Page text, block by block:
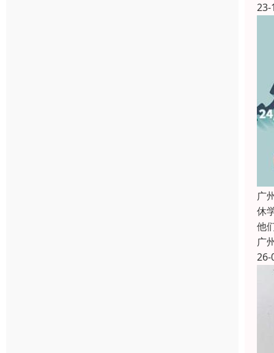
23-
广
休
他
广
26-